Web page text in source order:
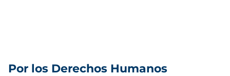
Por los Derechos Humanos